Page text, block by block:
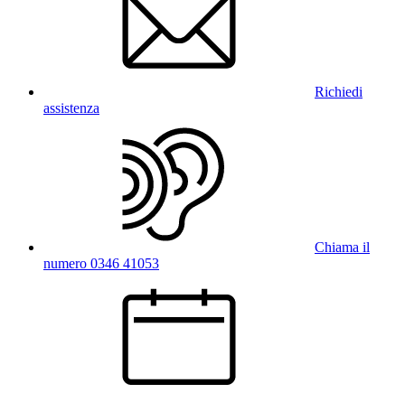
Richiedi
assistenza
Chiama il
numero 0346 41053